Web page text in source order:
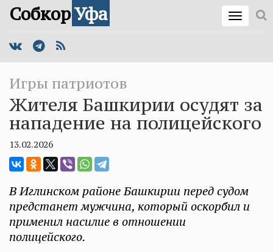
СобкорУфа
Игры патриотов
Жителя Башкирии осудят за
нападение на полицейского
13.02.2026
В Иглинском районе Башкирии перед судом
предстанет мужчина, который оскорбил и
применил насилие в отношении
полицейского.